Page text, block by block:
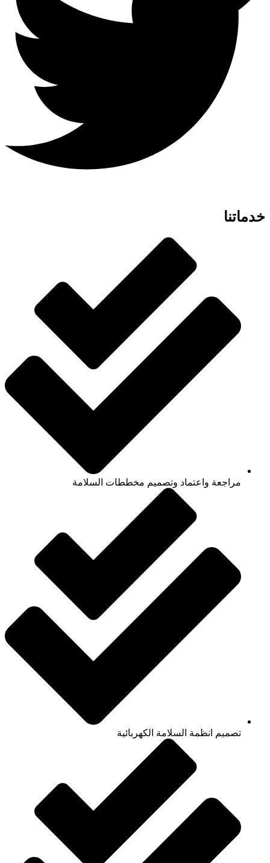
خدماتنا
مراجعة واعتماد وتصميم مخططات السلامة
تصميم انظمة السلامة الكهربائية